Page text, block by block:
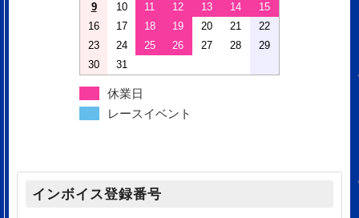
9 10 11 12 13 14
15
16
17 18 19 20 21
22
23
24 25 26 27 28
29
30
31
休業日
レースイベント
インボイス登録番号